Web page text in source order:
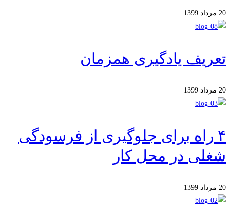
20 مرداد 1399
تعریف یادگیری همزمان
20 مرداد 1399
۴ راه برای جلوگیری از فرسودگی
شغلی در محل کار
20 مرداد 1399